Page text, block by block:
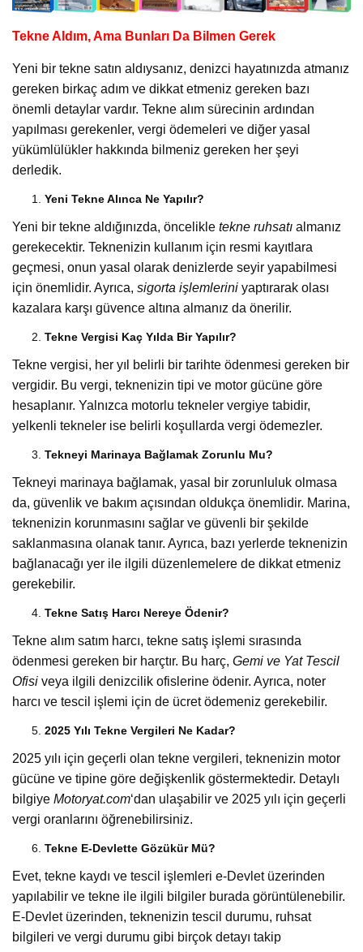
Tekne Aldım, Ama Bunları Da Bilmen Gerek
Yeni bir tekne satın aldıysanız, denizci hayatınızda atmanız
gereken birkaç adım ve dikkat etmeniz gereken bazı
önemli detaylar vardır. Tekne alım sürecinin ardından
yapılması gerekenler, vergi ödemeleri ve diğer yasal
yükümlülükler hakkında bilmeniz gereken her şeyi
derledik.
Yeni Tekne Alınca Ne Yapılır?
Yeni bir tekne aldığınızda, öncelikle tekne ruhsatı almanız
gerekecektir. Teknenizin kullanım için resmi kayıtlara
geçmesi, onun yasal olarak denizlerde seyir yapabilmesi
için önemlidir. Ayrıca, sigorta işlemlerini yaptırarak olası
kazalara karşı güvence altına almanız da önerilir.
Tekne Vergisi Kaç Yılda Bir Yapılır?
Tekne vergisi, her yıl belirli bir tarihte ödenmesi gereken bir
vergidir. Bu vergi, teknenizin tipi ve motor gücüne göre
hesaplanır. Yalnızca motorlu tekneler vergiye tabidir,
yelkenli tekneler ise belirli koşullarda vergi ödemezler.
Tekneyi Marinaya Bağlamak Zorunlu Mu?
Tekneyi marinaya bağlamak, yasal bir zorunluluk olmasa
da, güvenlik ve bakım açısından oldukça önemlidir. Marina,
teknenizin korunmasını sağlar ve güvenli bir şekilde
saklanmasına olanak tanır. Ayrıca, bazı yerlerde teknenizin
bağlanacağı yer ile ilgili düzenlemelere de dikkat etmeniz
gerekebilir.
Tekne Satış Harcı Nereye Ödenir?
Tekne alım satım harcı, tekne satış işlemi sırasında
ödenmesi gereken bir harçtır. Bu harç, Gemi ve Yat Tescil
Ofisi veya ilgili denizcilik ofislerine ödenir. Ayrıca, noter
harcı ve tescil işlemi için de ücret ödemeniz gerekebilir.
2025 Yılı Tekne Vergileri Ne Kadar?
2025 yılı için geçerli olan tekne vergileri, teknenizin motor
gücüne ve tipine göre değişkenlik göstermektedir. Detaylı
bilgiye Motoryat.com‘dan ulaşabilir ve 2025 yılı için geçerli
vergi oranlarını öğrenebilirsiniz.
Tekne E-Devlette Gözükür Mü?
Evet, tekne kaydı ve tescil işlemleri e-Devlet üzerinden
yapılabilir ve tekne ile ilgili bilgiler burada görüntülenebilir.
E-Devlet üzerinden, teknenizin tescil durumu, ruhsat
bilgileri ve vergi durumu gibi birçok detayı takip